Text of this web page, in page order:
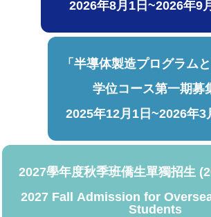
2026年8月1日~2026年9
「半導体製造プログラムと
学位コース第一期募
2025年12月1日~2026年3
2027學年度秋季班僑生單獨招生
2027 Fall Admission for
Students